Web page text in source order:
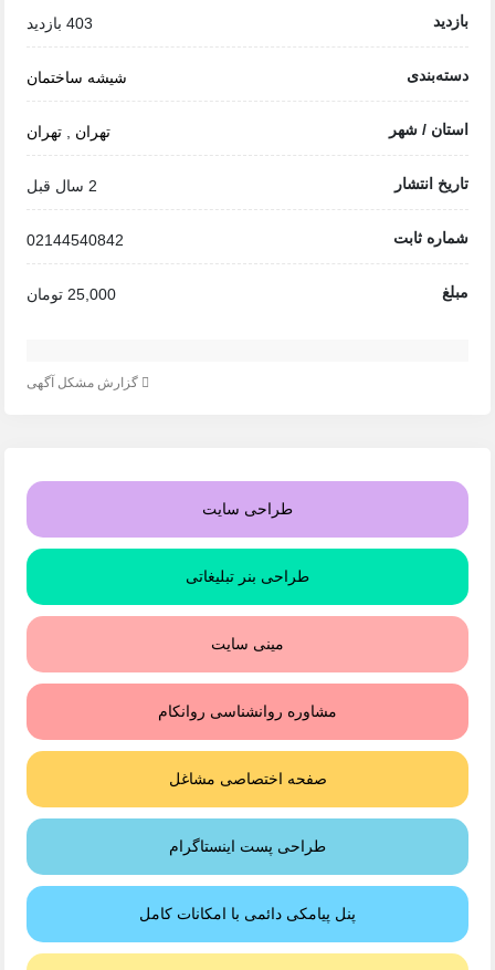
بازدید 403 بازدید
دسته‌بندی شیشه ساختمان
استان / شهر تهران تهران
تاریخ انتشار 2 سال قبل
شماره ثابت 02144540842
مبلغ 25,000 تومان
گزارش مشکل آگهی
طراحی سایت
طراحی بنر تبلیغاتی
مینی سایت
مشاوره روانشناسی روانکام
صفحه اختصاصی مشاغل
طراحی پست اینستاگرام
پنل پیامکی دائمی با امکانات کامل